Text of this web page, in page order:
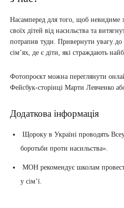
Насамперед для того, щоб невидиме
своїх дітей від насильства та
потрапив туди. Привернути увагу
сім’ях, де є діти, які страждають
Фотопроєкт можна переглянути
Фейсбук-сторінці Марти Левченко
Додаткова інформація
Щороку в Україні проводять
боротьби проти насильства».
МОН рекомендує школам
у сім’ї.